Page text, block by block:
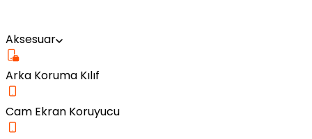
Aksesuar
Arka Koruma Kılıf
Cam Ekran Koruyucu